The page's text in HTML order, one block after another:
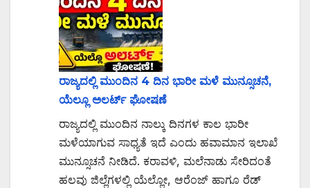
ರಾಜ್ಯದಲ್ಲಿ ಮುಂದಿನ 4 ದಿನ ಭಾರೀ ಮಳೆ ಮುನ್ಸೂಚನೆ,
ಯೆಲ್ಲೂ ಅಲರ್ಟ್‌ ಘೋಷಣೆ
ರಾಜ್ಯದಲ್ಲಿ ಮುಂದಿನ ನಾಲ್ಕು ದಿನಗಳ ಕಾಲ ಭಾರೀ
ಮಳೆಯಾಗುವ ಸಾಧ್ಯತೆ ಇದೆ ಎಂದು ಹವಾಮಾನ ಇಲಾಖೆ
ಮುನ್ಸೂಚನೆ ನೀಡಿದೆ. ಕರಾವಳಿ, ಮಲೆನಾಡು ಸೇರಿದಂತೆ
ಹಲವು ಜಿಲ್ಲೆಗಳಲ್ಲಿ ಯೆಲ್ಲೋ, ಆರೆಂಜ್ ಹಾಗೂ ರೆಡ್